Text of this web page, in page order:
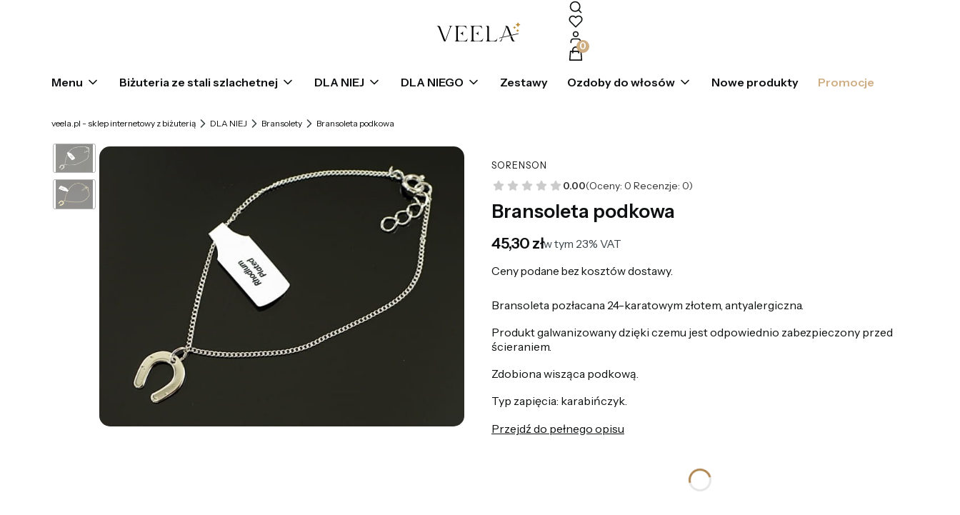
Produkty w koszyku: 0. Zobacz szczegóły
Menu Biżuteria ze stali szlachetnej DLA NIEJ DLA NIEGO Zestawy Ozdoby do włosów Nowe produkty Promocje
veela.pl - sklep internetowy z biżuterią DLA NIEJ Bransolety Bransoleta podkowa
SORENSON
0.00(Oceny: 0 Recenzje: 0)
Bransoleta podkowa
Cena
45,30 złw tym 23% VAT
w tym 23% VAT
Ceny podane bez kosztów dostawy.
Bransoleta pozłacana 24-karatowym złotem, antyalergiczna.
Produkt galwanizowany dzięki czemu jest odpowiednio zabezpieczony przed
ścieraniem.
Zdobiona wisząca podkową.
Typ zapięcia: karabińczyk.
Przejdź do pełnego opisu